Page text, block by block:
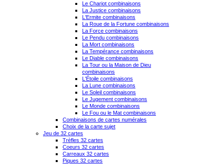
Le Chariot combinaisons
La Justice combinaisons
L'Ermite combinaisons
La Roue de la Fortune combinaisons
La Force combinaisons
Le Pendu combinaisons
La Mort combinaisons
La Tempérance combinaisons
Le Diable combinaisons
La Tour ou la Maison de Dieu
combinaisons
L'Étoile combinaisons
La Lune combinaisons
Le Soleil combinaisons
Le Jugement combinaisons
Le Monde combinaisons
Le Fou ou le Mat combinaisons
Combinaisons de cartes numérales
Choix de la carte sujet
Jeu de 32 cartes
Trèfles 32 cartes
Coeurs 32 cartes
Carreaux 32 cartes
Piques 32 cartes